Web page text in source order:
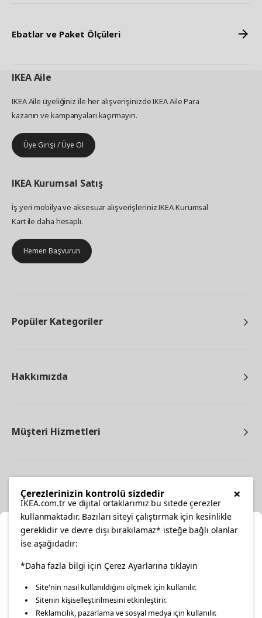
Ebatlar ve Paket Ölçüleri
IKEAAile
IKEA Aile üyeliğiniz ile her alışverişinizde IKEA Aile Para
kazanın ve kampanyaları kaçırmayın.
Üye Girişi / Üye Ol
IKEA Kurumsal Satış
İş yeri mobilya ve aksesuar alışverişleriniz IKEA Kurumsal
Kart ile daha hesaplı.
Hemen Başvurun
Popüler Kategoriler
Hakkımızda
Müşteri Hizmetleri
facebooktwitterinstagrampinterestyoutube
linkedin
Konumunuzu Seçin
İnternetten vereceğiniz siparişlerinizde size özel hizmet ve
içerikleri görebilmek için lütfen konumuzu seçin.
×
Çerezlerinizin kontrolü sizdedir
IKEA.com.tr ve dijital ortaklarımız bu sitede çerezler
kullanmaktadır. Bazıları siteyi çalıştırmak için kesinlikle
gereklidir ve devre dışı bırakılamaz* isteğe bağlı olanlar
ise aşağıdadır:
*Daha fazla bilgi için Çerez Ayarlarına tıklayın
Site'nin nasıl kullanıldığını ölçmek için kullanılır.
Sitenin kişiselleştirilmesini etkinleştirir.
Reklamcılık, pazarlama ve sosyal medya için kullanılır.